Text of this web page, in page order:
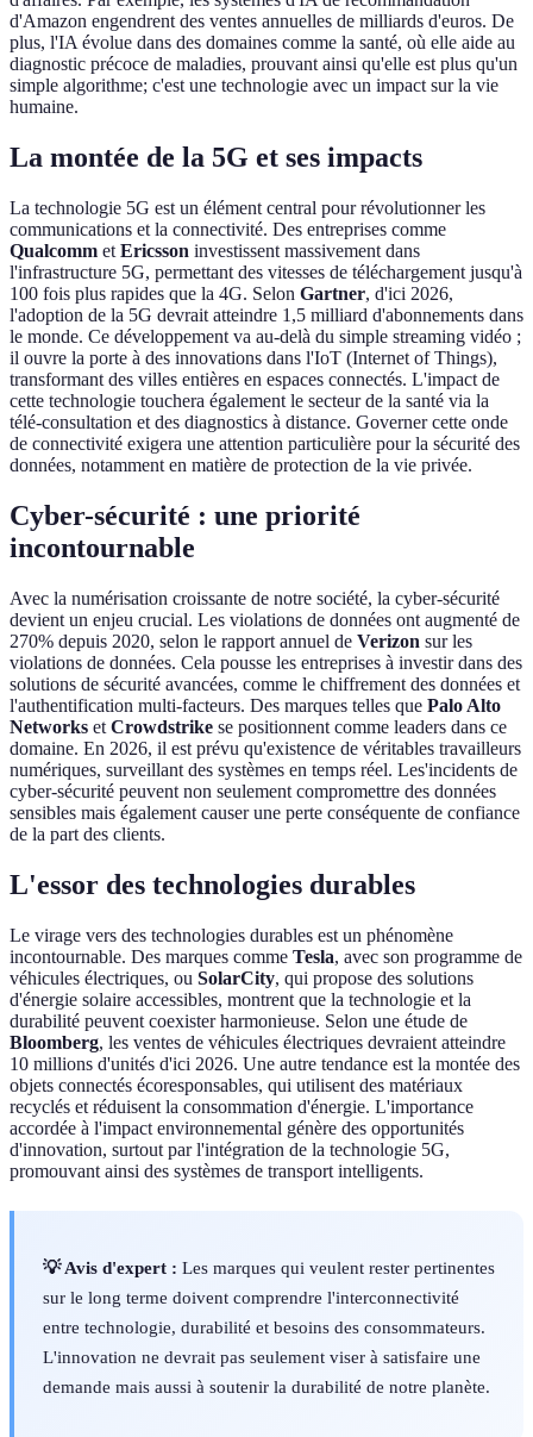
d'Amazon engendrent des ventes annuelles de milliards d'euros. De
plus, l'IA évolue dans des domaines comme la santé, où elle aide au
diagnostic précoce de maladies, prouvant ainsi qu'elle est plus qu'un
simple algorithme; c'est une technologie avec un impact sur la vie
humaine.
La montée de la 5G et ses impacts
La technologie 5G est un élément central pour révolutionner les
communications et la connectivité. Des entreprises comme
Qualcomm et Ericsson investissent massivement dans
l'infrastructure 5G, permettant des vitesses de téléchargement jusqu'à
100 fois plus rapides que la 4G. Selon Gartner, d'ici 2026,
l'adoption de la 5G devrait atteindre 1,5 milliard d'abonnements dans
le monde. Ce développement va au-delà du simple streaming vidéo ;
il ouvre la porte à des innovations dans l'IoT (Internet of Things),
transformant des villes entières en espaces connectés. L'impact de
cette technologie touchera également le secteur de la santé via la
télé-consultation et des diagnostics à distance. Governer cette onde
de connectivité exigera une attention particulière pour la sécurité des
données, notamment en matière de protection de la vie privée.
Cyber-sécurité : une priorité
incontournable
Avec la numérisation croissante de notre société, la cyber-sécurité
devient un enjeu crucial. Les violations de données ont augmenté de
270% depuis 2020, selon le rapport annuel de Verizon sur les
violations de données. Cela pousse les entreprises à investir dans des
solutions de sécurité avancées, comme le chiffrement des données et
l'authentification multi-facteurs. Des marques telles que Palo Alto
Networks et Crowdstrike se positionnent comme leaders dans ce
domaine. En 2026, il est prévu qu'existence de véritables travailleurs
numériques, surveillant des systèmes en temps réel. Les'incidents de
cyber-sécurité peuvent non seulement compromettre des données
sensibles mais également causer une perte conséquente de confiance
de la part des clients.
L'essor des technologies durables
Le virage vers des technologies durables est un phénomène
incontournable. Des marques comme Tesla, avec son programme de
véhicules électriques, ou SolarCity, qui propose des solutions
d'énergie solaire accessibles, montrent que la technologie et la
durabilité peuvent coexister harmonieuse. Selon une étude de
Bloomberg, les ventes de véhicules électriques devraient atteindre
10 millions d'unités d'ici 2026. Une autre tendance est la montée des
objets connectés écoresponsables, qui utilisent des matériaux
recyclés et réduisent la consommation d'énergie. L'importance
accordée à l'impact environnemental génère des opportunités
d'innovation, surtout par l'intégration de la technologie 5G,
promouvant ainsi des systèmes de transport intelligents.
💡 Avis d'expert : Les marques qui veulent rester pertinentes
sur le long terme doivent comprendre l'interconnectivité
entre technologie, durabilité et besoins des consommateurs.
L'innovation ne devrait pas seulement viser à satisfaire une
demande mais aussi à soutenir la durabilité de notre planète.